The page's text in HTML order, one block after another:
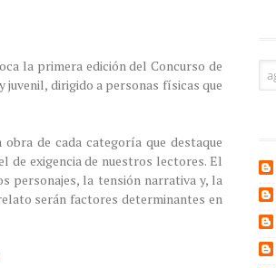
la primera edición del Concurso de
juvenil, dirigido a personas físicas que
de cada categoría que destaque
de exigencia de nuestros lectores. El
personajes, la tensión narrativa y, la
serán factores determinantes en